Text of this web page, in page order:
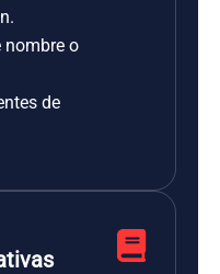
nombre o
de